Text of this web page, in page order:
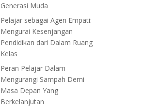
Generasi Muda
Pelajar sebagai Agen Empati:
Mengurai Kesenjangan
Pendidikan dari Dalam Ruang
Kelas
Peran Pelajar Dalam
Mengurangi Sampah Demi
Masa Depan Yang
Berkelanjutan